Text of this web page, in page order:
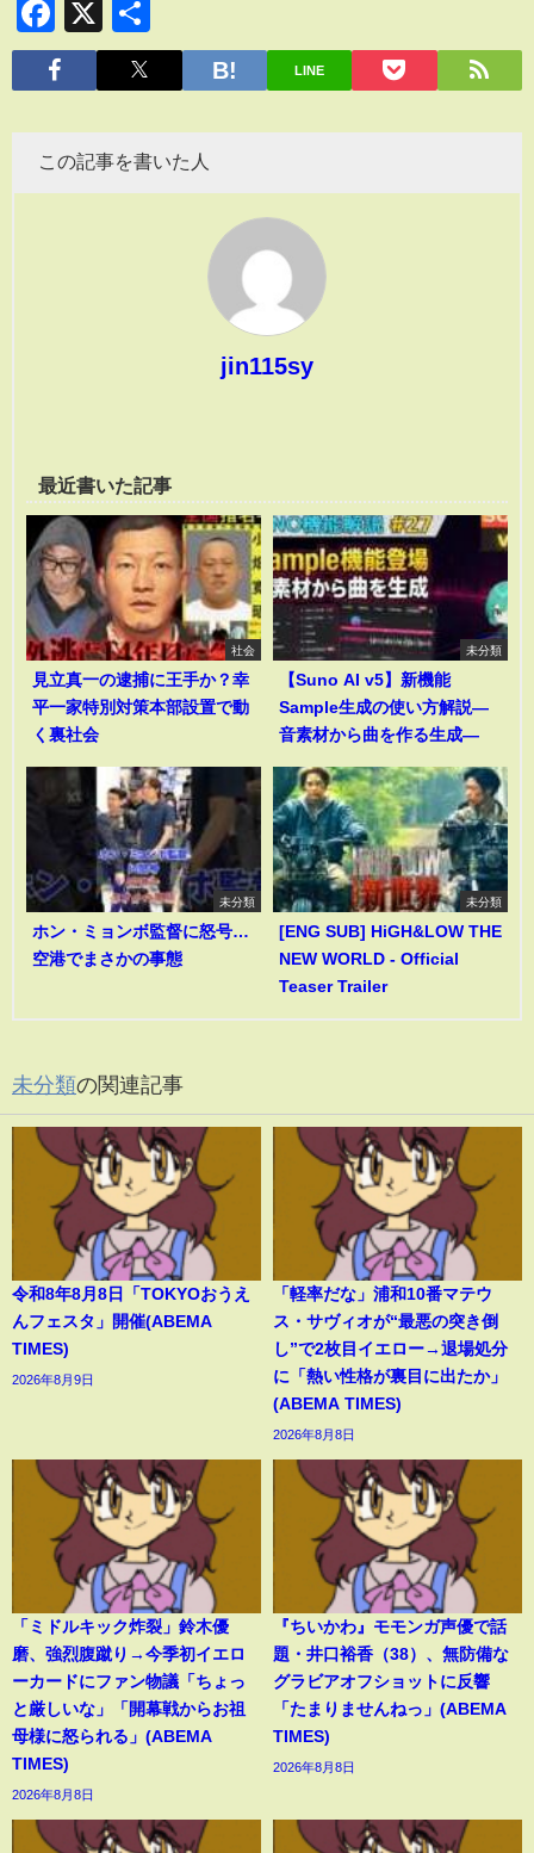
Facebook
X
有
LINE
この記事を書いた人
jin115sy
最近書いた記事
社会
見立真一の逮捕に王手か？幸
平一家特別対策本部設置で動
く裏社会
未分類
【Suno AI v5】新機能
Sample生成の使い方解説―
音素材から曲を作る生成―
未分類
ホン・ミョンボ監督に怒号…
空港でまさかの事態
未分類
[ENG SUB] HiGH&LOW THE
NEW WORLD - Official
Teaser Trailer
未分類の関連記事
令和8年8月8日「TOKYOおうえ
んフェスタ」開催(ABEMA
TIMES)
2026年8月9日
「軽率だな」浦和10番マテウ
ス・サヴィオが“最悪の突き倒
し”で2枚目イエロー→退場処分
に「熱い性格が裏目に出たか」
(ABEMA TIMES)
2026年8月8日
「ミドルキック炸裂」鈴木優
磨、強烈腹蹴り→今季初イエロ
ーカードにファン物議「ちょっ
と厳しいな」「開幕戦からお祖
母様に怒られる」(ABEMA
TIMES)
2026年8月8日
『ちいかわ』モモンガ声優で話
題・井口裕香（38）、無防備な
グラビアオフショットに反響
「たまりませんねっ」(ABEMA
TIMES)
2026年8月8日